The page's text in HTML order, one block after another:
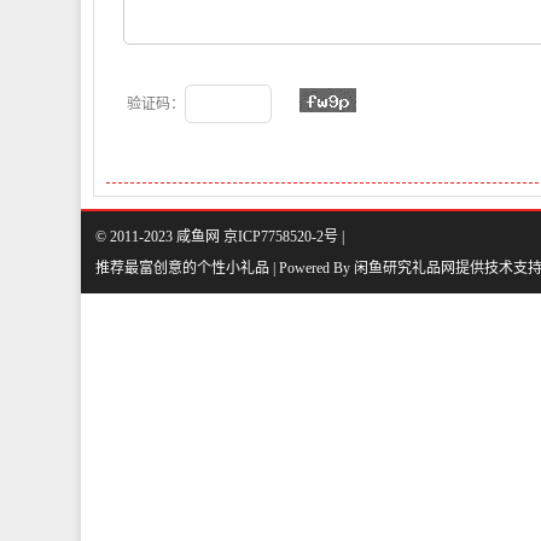
验证码：
© 2011-2023 咸鱼网 京ICP7758520-2号 |
推荐最富创意的个性小礼品 | Powered By 闲鱼研究礼品网提供技术支持